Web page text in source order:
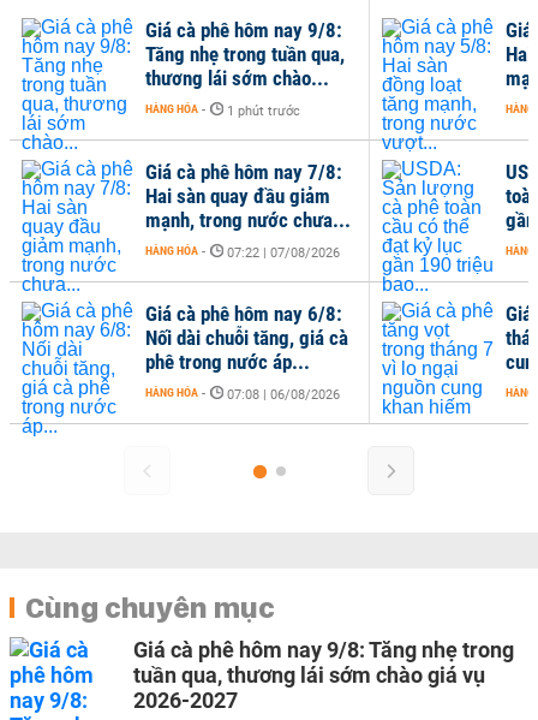
Giá cà phê hôm nay 9/8:
Tăng nhẹ trong tuần qua,
thương lái sớm chào...
HÀNG HÓA - 1 phút trước
Giá cà phê hôm nay 7/8:
Hai sàn quay đầu giảm
mạnh, trong nước chưa...
HÀNG HÓA - 07:22 | 07/08/2026
Giá cà phê hôm nay 6/8:
Nối dài chuỗi tăng, giá cà
phê trong nước áp...
HÀNG HÓA - 07:08 | 06/08/2026
HÀNG
HÀNG
HÀNG
Cùng chuyên mục
Giá cà phê hôm nay 9/8: Tăng nhẹ trong
tuần qua, thương lái sớm chào giá vụ
2026-2027